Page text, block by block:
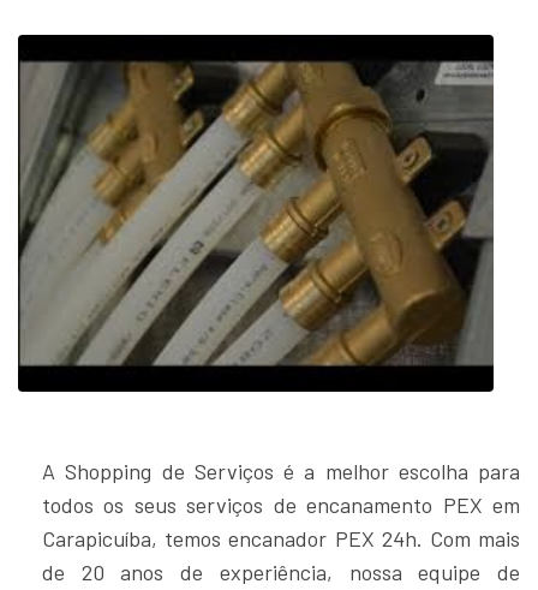
A Shopping de Serviços é a melhor escolha para
todos os seus serviços de encanamento PEX em
Carapicuíba, temos encanador PEX 24h. Com mais
de 20 anos de experiência, nossa equipe de